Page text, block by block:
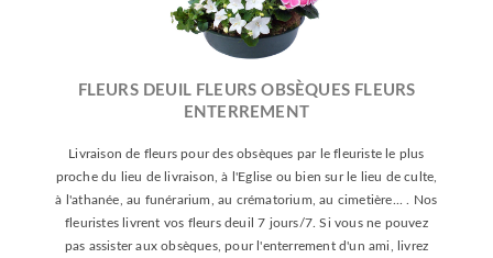
FLEURS DEUIL FLEURS OBSÈQUES FLEURS
ENTERREMENT
Livraison de fleurs pour des obsèques par le fleuriste le plus
proche du lieu de livraison, à l'Eglise ou bien sur le lieu de culte,
à l'athanée, au funérarium, au crématorium, au cimetière... . Nos
fleuristes livrent vos fleurs deuil 7 jours/7. Si vous ne pouvez
pas assister aux obsèques, pour l'enterrement d'un ami, livrez